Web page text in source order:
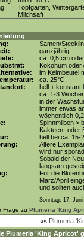
Topfgarten,
Milchsaft
Samen/
ganzjährig
ca. 0,5 cm
Kokohum oder
im Keimbeutel
ca. 25°C
hell + konstant
ca. 1-3
in der
immer etwas
wöchentlich
Spinnmilben >
Kakteen- oder
hell bei ca. 15-
Ältere
wird nur
Sobald der
langsam
Für die
März/April
und sollten
Sonntag, 17. Juni
Frage zu Plumeria 'King
«« Plumeria
Plumeria 'King Apricot'